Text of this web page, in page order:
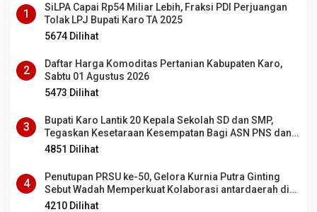
1
SiLPA Capai Rp54 Miliar Lebih, Fraksi PDI Perjuangan
Tolak LPJ Bupati Karo TA 2025
5674 Dilihat
2
Daftar Harga Komoditas Pertanian Kabupaten Karo,
Sabtu 01 Agustus 2026
5473 Dilihat
3
Bupati Karo Lantik 20 Kepala Sekolah SD dan SMP,
Tegaskan Kesetaraan Kesempatan Bagi ASN PNS dan
PPPK
4851 Dilihat
4
Penutupan PRSU ke-50, Gelora Kurnia Putra Ginting
Sebut Wadah Memperkuat Kolaborasi antardaerah di
Sumut
4210 Dilihat